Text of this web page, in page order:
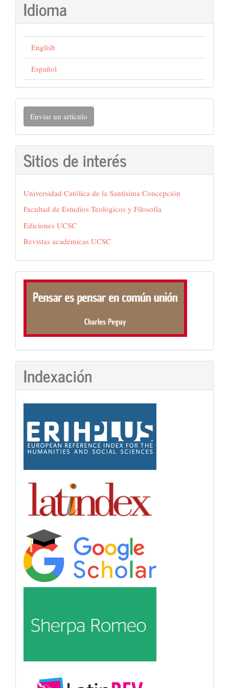
Idioma
English
Español
Enviar
un
artículo
Enviar un artículo
Sitios de interés
Universidad Católica de la Santísima Concepción
Facultad de Estudios Teológicos y Filosofía
Ediciones UCSC
Revistas académicas UCSC
Frase
Indexación